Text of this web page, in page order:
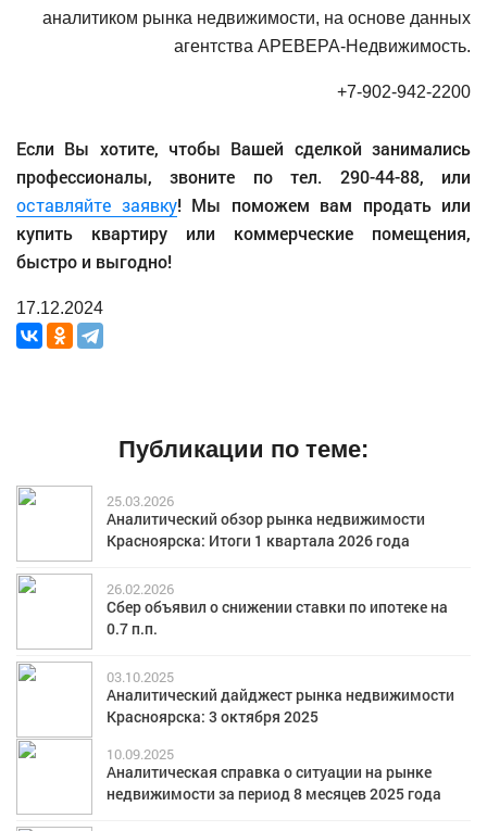
аналитиком рынка недвижимости, на основе данных
агентства АРЕВЕРА-Недвижимость.
+7-902-942-2200
Если Вы хотите, чтобы Вашей сделкой занимались
профессионалы, звоните по тел. 290-44-88, или
оставляйте заявку! Мы поможем вам продать или
купить квартиру или коммерческие помещения,
быстро и выгодно!
17.12.2024
Публикации по теме:
25.03.2026
Аналитический обзор рынка недвижимости
Красноярска: Итоги 1 квартала 2026 года
26.02.2026
Сбер объявил о снижении ставки по ипотеке на
0.7 п.п.
03.10.2025
Аналитический дайджест рынка недвижимости
Красноярска: 3 октября 2025
10.09.2025
Аналитическая справка о ситуации на рынке
недвижимости за период 8 месяцев 2025 года